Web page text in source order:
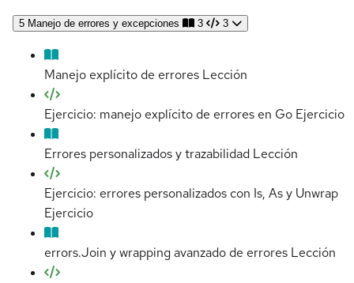
5 Manejo de errores y excepciones 3 3
Manejo explícito de errores Lección
Ejercicio: manejo explícito de errores en Go Ejercicio
Errores personalizados y trazabilidad Lección
Ejercicio: errores personalizados con Is, As y Unwrap
Ejercicio
errors.Join y wrapping avanzado de errores Lección